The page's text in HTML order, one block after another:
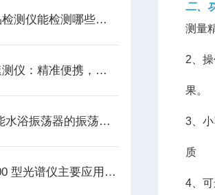
便携式油品检测仪能检测哪些油品指标？
土壤盐分速测仪：精准便携，掌控土壤盐分乾坤
蓝景 双功能水浴振荡器的振荡方式有什么特别之处？
LJ- ICP7800 型光谱仪主要应用在哪些领域
二、
测量
2、
果。
3、
质
4、